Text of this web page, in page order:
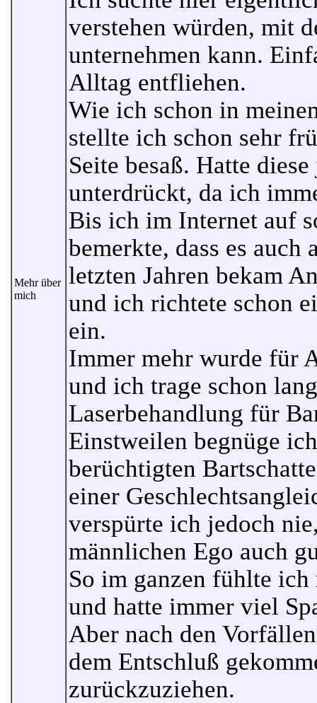
Mehr über
mich
verstehen würden, mit
unternehmen kann.
Alltag entfliehen.
Wie ich schon in
stellte ich schon sehr
Seite besaß. Hatte
unterdrückt, da ich
Bis ich im Internet auf
bemerkte, dass es auch
letzten Jahren bekam
und ich richtete schon
ein.
Immer mehr wurde für
und ich trage schon
Laserbehandlung für
Einstweilen begnüge
berüchtigten
einer
verspürte ich jedoch
männlichen Ego auch
So im ganzen fühlte
und hatte immer viel
Aber nach den
dem Entschluß
zurückzuziehen.